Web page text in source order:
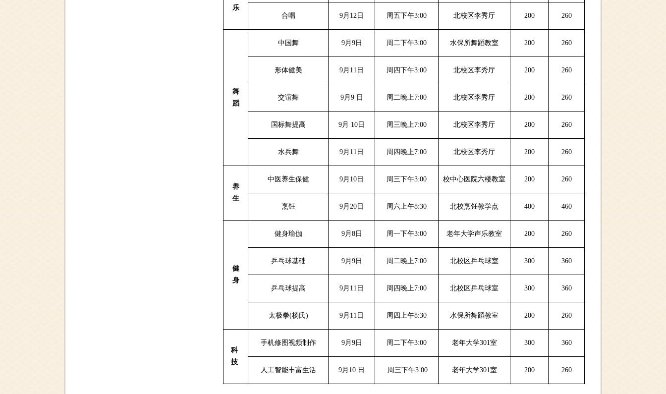
乐
合唱 9月12日 周五下午3:00 北校区李秀厅 200 260
舞
蹈
中国舞 9月9日 周二下午3:00 水保所舞蹈教室 200 260
形体健美 9月11日 周四下午3:00 北校区李秀厅 200 260
交谊舞 9月9 日 周二晚上7:00 北校区李秀厅 200 260
国标舞提高 9月 10日 周三晚上7:00 北校区李秀厅 200 260
水兵舞 9月11日 周四晚上7:00 北校区李秀厅 200 260
养
生
中医养生保健 9月10日 周三下午3:00 校中心医院六楼教室 200 260
烹饪 9月20日 周六上午8:30 北校烹饪教学点 400 460
健
身
健身瑜伽 9月8日 周一下午3:00 老年大学声乐教室 200 260
乒乓球基础 9月9日 周二晚上7:00 北校区乒乓球室 300 360
乒乓球提高 9月11日 周四晚上7:00 北校区乒乓球室 300 360
太极拳(杨氏) 9月11日 周四上午8:30 水保所舞蹈教室 200 260
科
技
手机修图视频制作 9月9日 周二下午3:00 老年大学301室 300 360
人工智能丰富生活 9月10 日 周三下午3:00 老年大学301室 200 260